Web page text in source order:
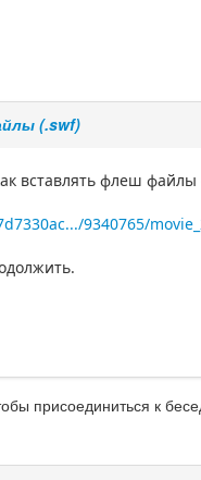
(.swf)
вставлять флеш
9340765/
присоединиться к